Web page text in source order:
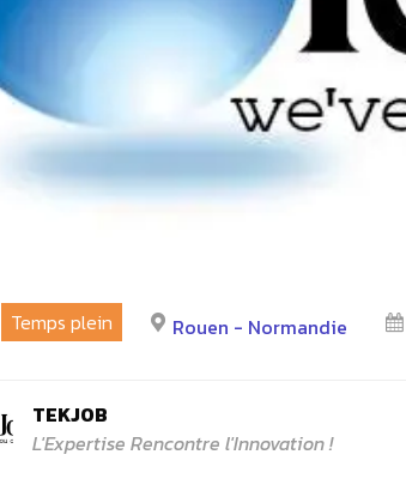
Temps plein Rouen - Normandie
TEKJOB
L'Expertise Rencontre l'Innovation !